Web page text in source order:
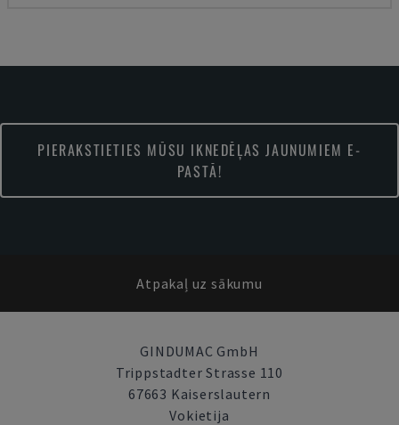
PIERAKSTIETIES MŪSU IKNEDĒĻAS JAUNUMIEM E-
PASTĀ!
Atpakaļ uz sākumu
GINDUMAC GmbH
Trippstadter Strasse 110
67663 Kaiserslautern
Vokietija